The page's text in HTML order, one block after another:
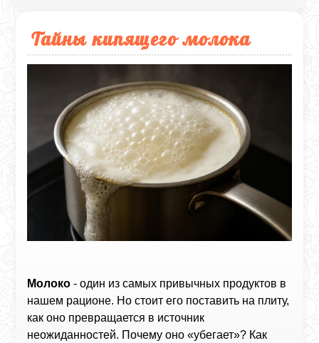
Тайны кипящего молока
Молоко - один из самых привычных продуктов в
нашем рационе. Но стоит его поставить на плиту,
как оно превращается в источник
неожиданностей. Почему оно «убегает»? Как